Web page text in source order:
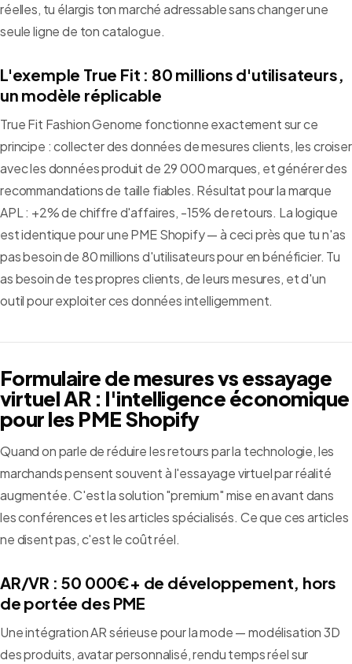
réelles, tu élargis ton marché adressable sans changer une
seule ligne de ton catalogue.
L'exemple True Fit : 80 millions d'utilisateurs,
un modèle réplicable
True Fit Fashion Genome fonctionne exactement sur ce
principe : collecter des données de mesures clients, les croiser
avec les données produit de 29 000 marques, et générer des
recommandations de taille fiables. Résultat pour la marque
APL : +2% de chiffre d'affaires, -15% de retours. La logique
est identique pour une PME Shopify — à ceci près que tu n'as
pas besoin de 80 millions d'utilisateurs pour en bénéficier. Tu
as besoin de tes propres clients, de leurs mesures, et d'un
outil pour exploiter ces données intelligemment.
Formulaire de mesures vs essayage
virtuel AR : l'intelligence économique
pour les PME Shopify
Quand on parle de réduire les retours par la technologie, les
marchands pensent souvent à l'essayage virtuel par réalité
augmentée. C'est la solution "premium" mise en avant dans
les conférences et les articles spécialisés. Ce que ces articles
ne disent pas, c'est le coût réel.
AR/VR : 50 000€+ de développement, hors
de portée des PME
Une intégration AR sérieuse pour la mode — modélisation 3D
des produits, avatar personnalisé, rendu temps réel sur